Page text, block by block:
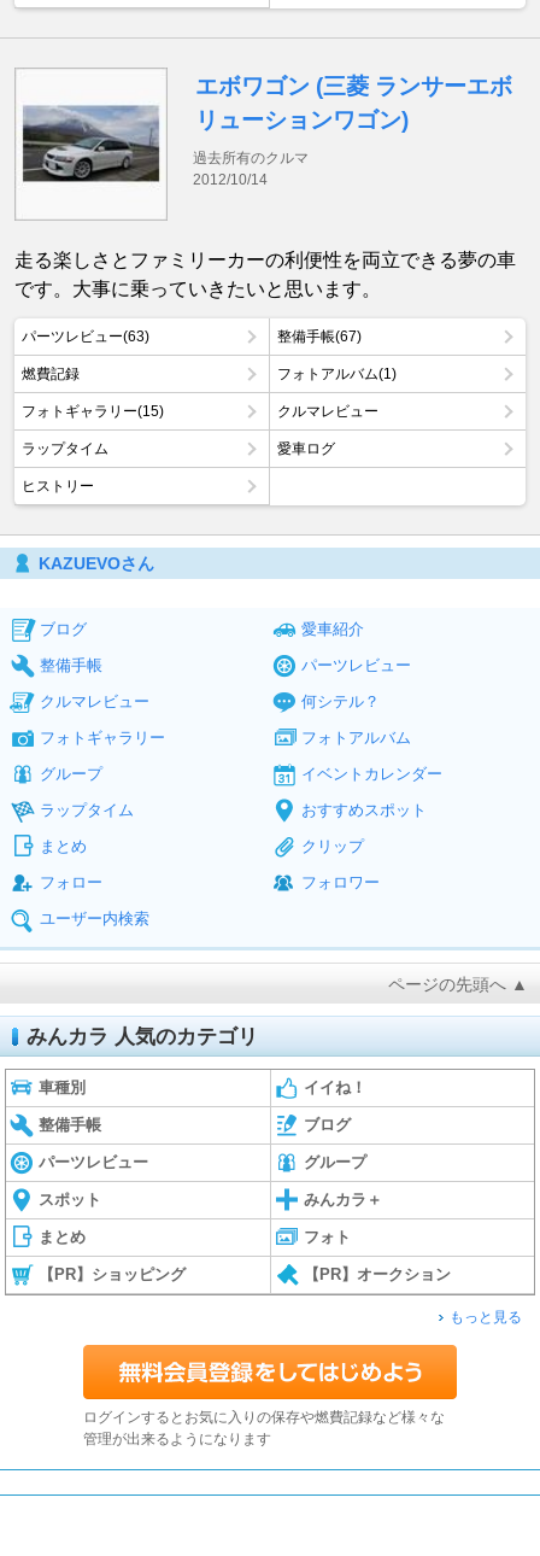
エボワゴン (三菱 ランサーエボ
リューションワゴン)
過去所有のクルマ
2012/10/14
走る楽しさとファミリーカーの利便性を両立できる夢の車
です。大事に乗っていきたいと思います。
パーツレビュー(63) 整備手帳(67)
燃費記録 フォトアルバム(1)
フォトギャラリー(15) クルマレビュー
ラップタイム 愛車ログ
ヒストリー
KAZUEVOさん
ブログ
愛車紹介
整備手帳
パーツレビュー
クルマレビュー
何シテル？
フォトギャラリー
フォトアルバム
グループ
イベントカレンダー
ラップタイム
おすすめスポット
まとめ
クリップ
フォロー
フォロワー
ユーザー内検索
ページの先頭へ ▲
みんカラ 人気のカテゴリ
車種別 イイね！
整備手帳 ブログ
パーツレビュー グループ
スポット みんカラ＋
まとめ フォト
【PR】ショッピング 【PR】オークション
もっと見る
ログインするとお気に入りの保存や燃費記録など様々な
管理が出来るようになります